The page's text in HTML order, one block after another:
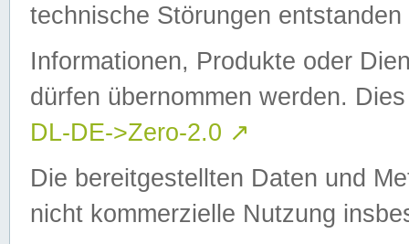
technische Störungen
Informationen, Produkte oder
dürfen übernommen werden.
DL-DE->Zero-2.0 ↗
Die bereitgestellten Daten und
nicht kommerzielle Nutzung